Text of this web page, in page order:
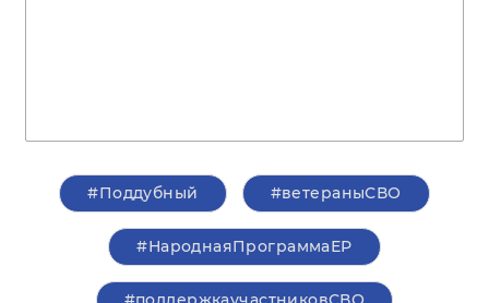
#Поддубный #ветераныСВО
#НароднаяПрограммаЕР